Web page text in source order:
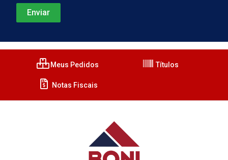
Meus Pedidos Títulos
Notas Fiscais